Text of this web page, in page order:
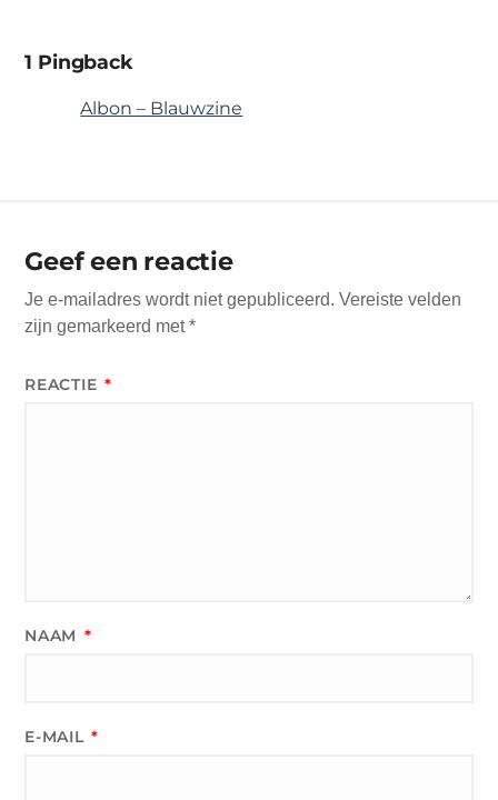
1 Pingback
Albon – Blauwzine
Geef een reactie
Je e-mailadres wordt niet gepubliceerd. Vereiste velden
zijn gemarkeerd met*
REACTIE *
NAAM *
E-MAIL *